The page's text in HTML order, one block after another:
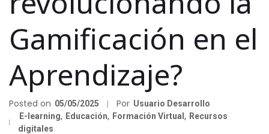
Gamificación en el
Aprendizaje?
Posted on 05/05/2025 Por Usuario Desarrollo
E-learning, Educación, Formación Virtual , Recursos
digitales